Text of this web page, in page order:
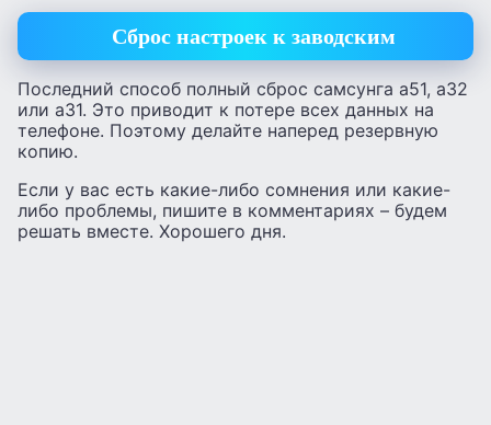
Сброс настроек к заводским
Последний способ полный сброс самсунга а51, а32
или а31. Это приводит к потере всех данных на
телефоне. Поэтому делайте наперед резервную
копию.
Если у вас есть какие-либо сомнения или какие-
либо проблемы, пишите в комментариях – будем
решать вместе. Хорошего дня.